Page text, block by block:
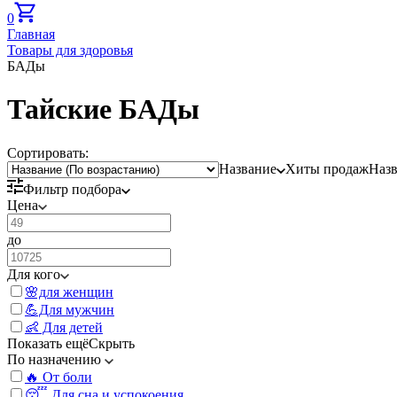
0
Главная
Товары для здоровья
БАДы
Тайские БАДы
Сортировать:
Название
Хиты продаж
Фильтр подбора
Цена
до
Для кого
🌸для женщин
💪Для мужчин
👶 Для детей
Показать ещёСкрыть
По назначению
🔥 От боли